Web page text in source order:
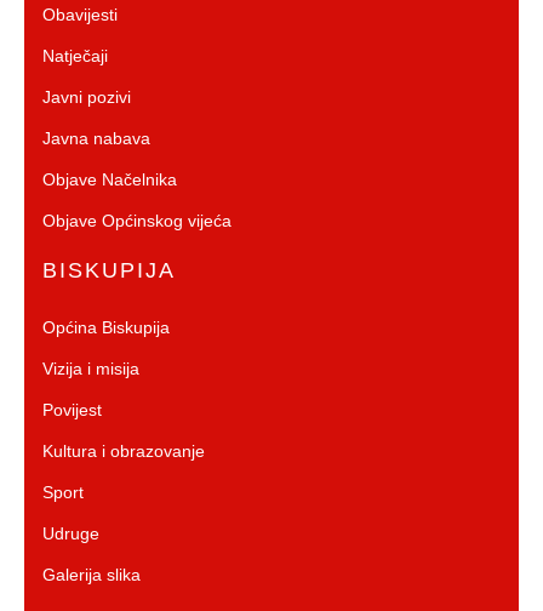
Obavijesti
Natječaji
Javni pozivi
Javna nabava
Objave Načelnika
Objave Općinskog vijeća
BISKUPIJA
Općina Biskupija
Vizija i misija
Povijest
Kultura i obrazovanje
Sport
Udruge
Galerija slika